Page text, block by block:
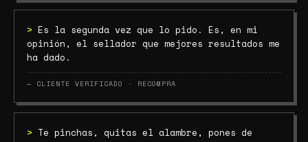
> Es la segunda vez que lo pido. Es, en mi
opinión, el sellador que mejores resultados me
ha dado.
— CLIENTE VERIFICADO · RECOMPRA
> Te pinchas, quitas el alambre, pones de